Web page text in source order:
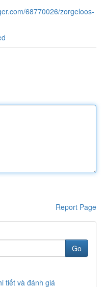
68770026/zorgeloos-
Report Page
Go
tiết và đánh giá